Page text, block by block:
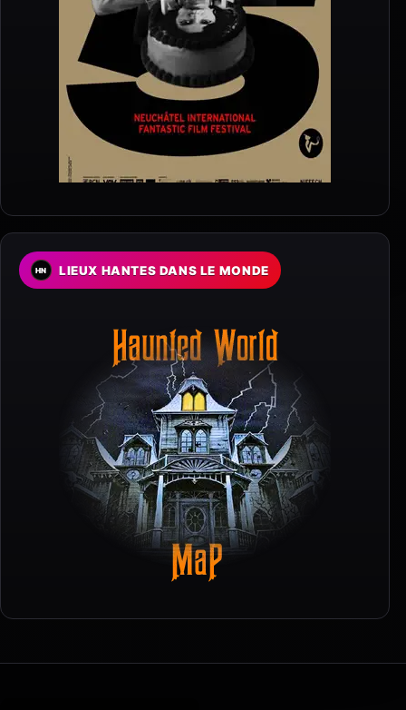
LIEUX HANTES DANS LE MONDE